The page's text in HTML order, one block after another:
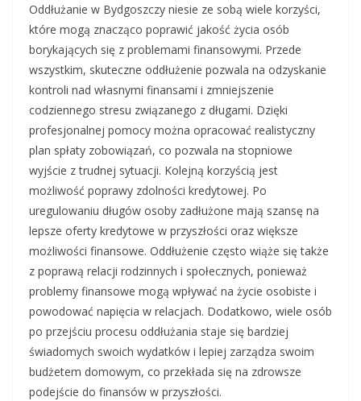
Oddłużanie w Bydgoszczy niesie ze sobą wiele korzyści,
które mogą znacząco poprawić jakość życia osób
borykających się z problemami finansowymi. Przede
wszystkim, skuteczne oddłużenie pozwala na odzyskanie
kontroli nad własnymi finansami i zmniejszenie
codziennego stresu związanego z długami. Dzięki
profesjonalnej pomocy można opracować realistyczny
plan spłaty zobowiązań, co pozwala na stopniowe
wyjście z trudnej sytuacji. Kolejną korzyścią jest
możliwość poprawy zdolności kredytowej. Po
uregulowaniu długów osoby zadłużone mają szansę na
lepsze oferty kredytowe w przyszłości oraz większe
możliwości finansowe. Oddłużenie często wiąże się także
z poprawą relacji rodzinnych i społecznych, ponieważ
problemy finansowe mogą wpływać na życie osobiste i
powodować napięcia w relacjach. Dodatkowo, wiele osób
po przejściu procesu oddłużania staje się bardziej
świadomych swoich wydatków i lepiej zarządza swoim
budżetem domowym, co przekłada się na zdrowsze
podejście do finansów w przyszłości.